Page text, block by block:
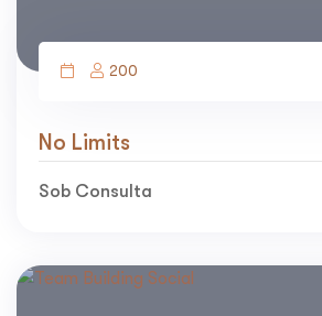
200
No Limits
Sob Consulta